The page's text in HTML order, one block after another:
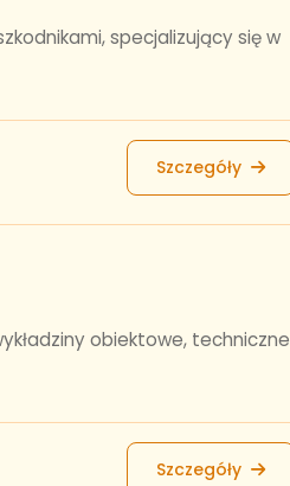
specjalizujący się w
Szczegóły
obiektowe, techniczne
Szczegóły